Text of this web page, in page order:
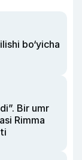
bo‘yicha
Bir umr
Rimma